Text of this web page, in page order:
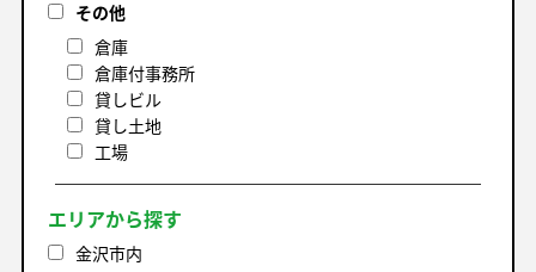
その他
倉庫
倉庫付事務所
貸しビル
貸し土地
工場
エリアから探す
金沢市内